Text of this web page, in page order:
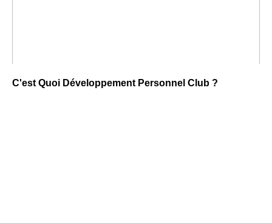
C'est Quoi Développement Personnel Club ?